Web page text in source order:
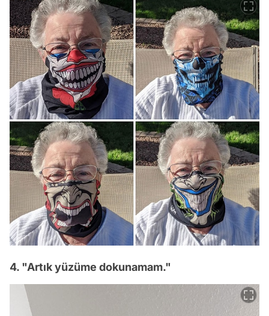
4. "Artık yüzüme dokunamam."